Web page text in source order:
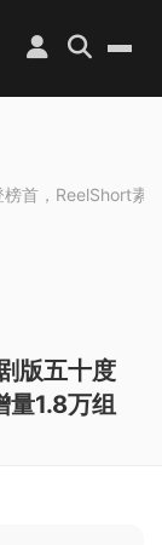
首，ReelShort素
版五十度
量1.8万组